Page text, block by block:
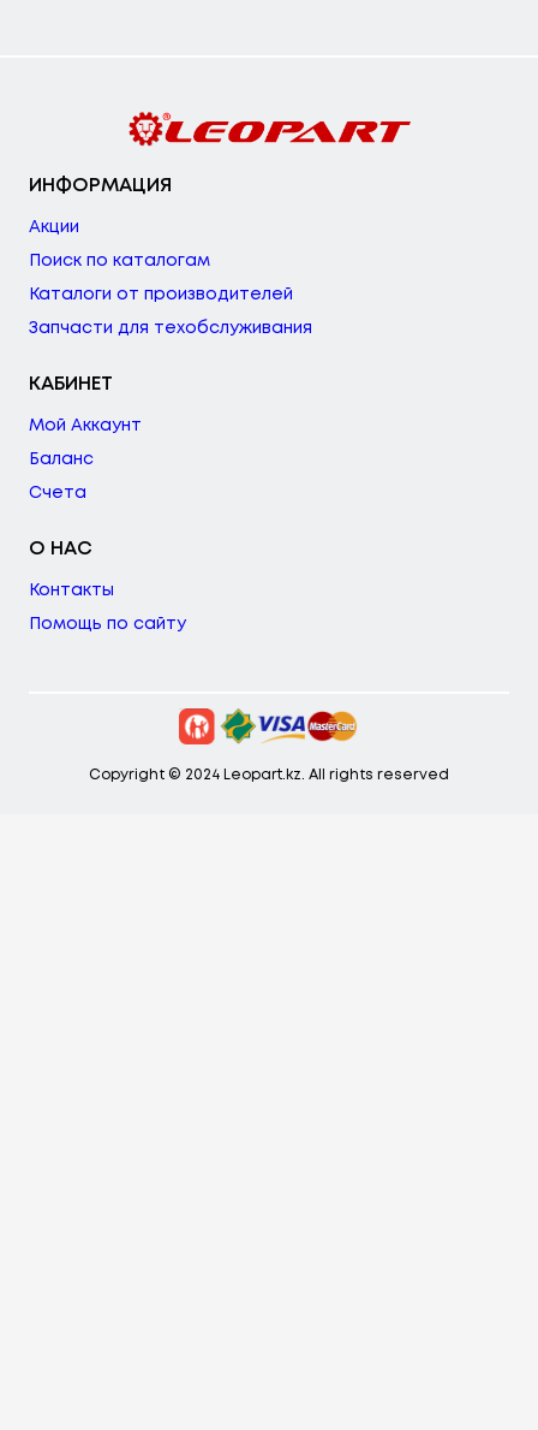
ИНФОРМАЦИЯ
Акции
Поиск по каталогам
Каталоги от производителей
Запчасти для техобслуживания
КАБИНЕТ
Мой Аккаунт
Баланс
Счета
О НАС
Контакты
Помощь по сайту
Copyright © 2024 Leopart.kz. All rights reserved